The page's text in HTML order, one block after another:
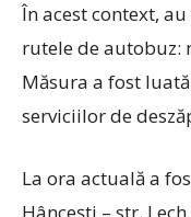
În acest context,
rutele de autobuz:
Măsura a fost
serviciilor de
La ora actuală a